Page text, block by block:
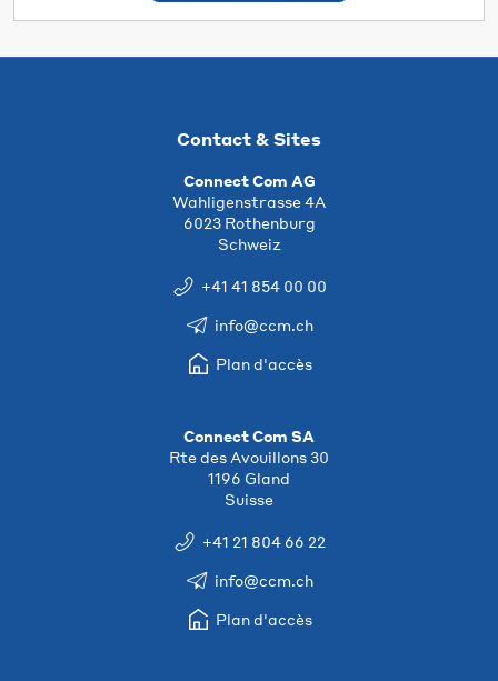
Contact & Sites
Connect Com AG
Wahligenstrasse 4A
6023 Rothenburg
Schweiz
+41 41 854 00 00
info@ccm.ch
Plan d'accès
Connect Com SA
Rte des Avouillons 30
1196 Gland
Suisse
+41 21 804 66 22
info@ccm.ch
Plan d'accès